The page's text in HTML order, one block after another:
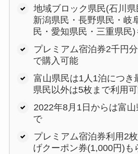
地域ブロック県民(石川県
新潟県民・長野県民・岐
民・愛知県民・三重県民
プレミアム宿泊券2千円
で購入可能
富山県民は1人1泊につき
県民以外は5枚まで利用
2022年8月1日からは富
で
プレミアム宿泊券利用2
げクーポン券(1,000円)も